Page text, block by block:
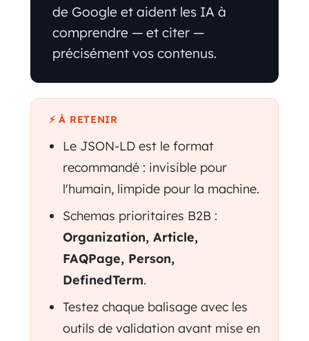
de Google et aident les IA à
comprendre — et citer —
précisément vos contenus.
⚡ À RETENIR
Le JSON-LD est le format
recommandé : invisible pour
l'humain, limpide pour la machine.
Schemas prioritaires B2B :
Organization, Article,
FAQPage, Person,
DefinedTerm.
Testez chaque balisage avec les
outils de validation avant mise en